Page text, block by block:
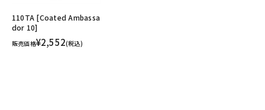
110TA [Coated Ambassa
dor 10]
販売価格¥2,552(税込)